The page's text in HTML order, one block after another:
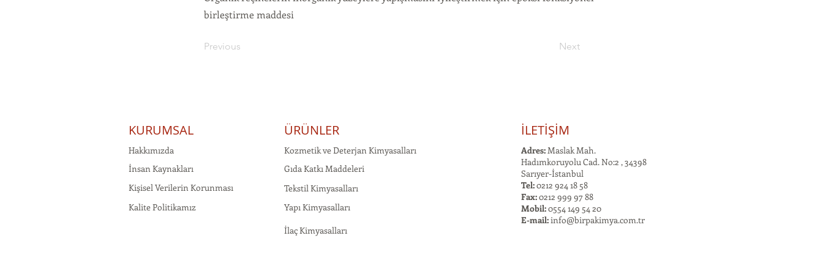
birleştirme maddesi
Previous Next
KURUMSAL
Hakkımızda
İnsan Kaynakları
Kişisel Verilerin Korunması
Kalite Politikamız
ÜRÜNLER
Kozmetik ve Deterjan Kimyasalları
Gıda Katkı Maddeleri
Tekstil Kimyasalları
Yapı Kimyasalları
İlaç Kimyasalları
İLETİŞİM
Adres:Maslak Mah.
Hadımkoruyolu Cad. No:2 , 34398
Sarıyer-İstanbul
Tel:0212 924 18 58
Fax:0212 999 97 88
Mobil:0554 149 54 20
E-mail:info@birpakimya.com.tr